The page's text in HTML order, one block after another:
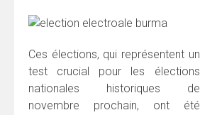
Ces élections, qui représentent un
test crucial pour les élections
nationales historiques de
novembre prochain, ont été